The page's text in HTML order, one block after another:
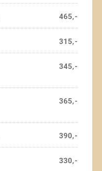
465,-
315,-
345,-
365,-
390,-
330,-